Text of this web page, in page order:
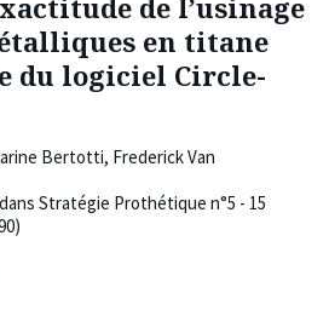
de l’usinage
en titane
du logiciel Circle-
Bertotti, Frederick Van
Stratégie Prothétique n°5 - 15